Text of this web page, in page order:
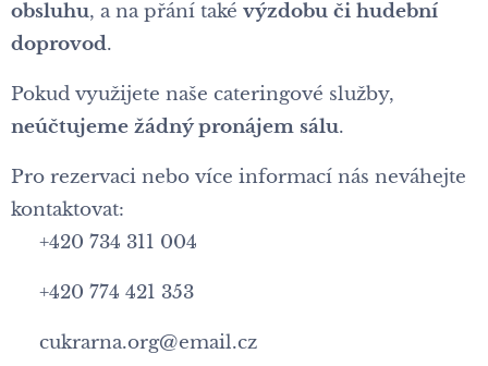
obsluhu, a na přání také výzdobu či hudební
doprovod.
Pokud využijete naše cateringové služby,
neúčtujeme žádný pronájem sálu.
Pro rezervaci nebo více informací nás neváhejte
kontaktovat:
📞 +420 734 311 004
📞 +420 774 421 353
📧 cukrarna.org@email.cz